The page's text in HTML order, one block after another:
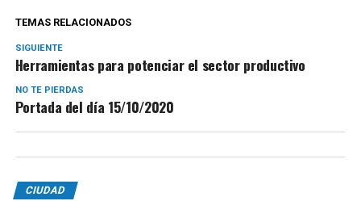
TEMAS RELACIONADOS
SIGUIENTE
Herramientas para potenciar el sector productivo
NO TE PIERDAS
Portada del día 15/10/2020
CIUDAD